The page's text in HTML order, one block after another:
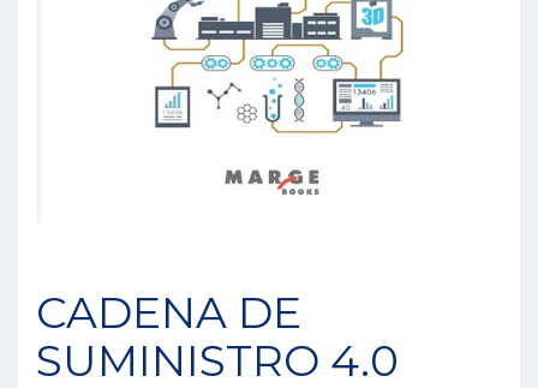
CADENA DE
SUMINISTRO 4.0